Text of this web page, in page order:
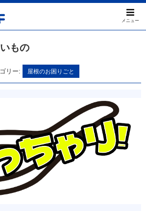
メニュー
もの
リー: 屋根のお困りごと